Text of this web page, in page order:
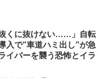
抜くに抜けない……」自転
入で”車道ハミ出し”が急
バーを襲う恐怖とイラ